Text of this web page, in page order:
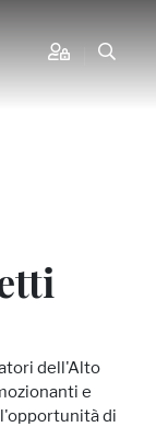
dell'Alto
e
di